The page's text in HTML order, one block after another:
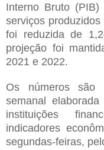
Interno Bruto
serviços
foi reduzida de
projeção foi
2021 e 2022.
Os números são
semanal
instituições
indicadores
segundas-feiras,